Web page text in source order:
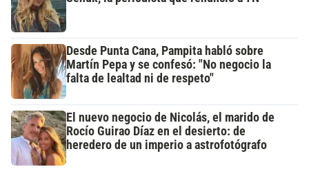
Desde Punta Cana, Pampita habló sobre
Martín Pepa y se confesó: "No negocio la
falta de lealtad ni de respeto"
El nuevo negocio de Nicolás, el marido de
Rocío Guirao Díaz en el desierto: de
heredero de un imperio a astrofotógrafo